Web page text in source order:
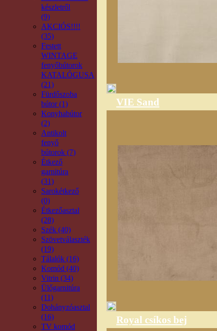
készletről
(9)
AKCIÓS!!!!
(35)
Festett
WINTAGE
fenyőbútorok
KATALÓGUSA
(21)
Fürdőszoba
bútor (1)
Konyhabútor
(2)
Antikolt
fenyő
bútorok (7)
Étkező
garnitúra
(31)
Sarokétkező
(0)
Étkezőasztal
(28)
Szék (40)
Szövetválaszték
(19)
Tálalók (16)
Komód (40)
Vitrin (34)
Ülőgarnitúra
(11)
Dohányzóasztal
(16)
TV komód
VIE Sand
Royal csíkos bej